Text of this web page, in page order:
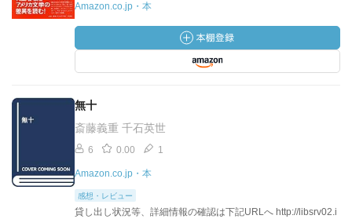
Amazon.co.jp・本
無十
斎藤義重 千石英世
6 0.00 1
Amazon.co.jp・本
感想・レビュー
貸し出し状況等、詳細情報の確認は下記URLへ http://libsrv02.i